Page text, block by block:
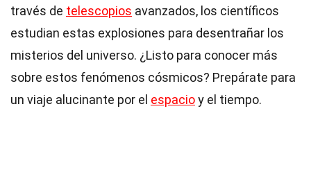
través de telescopios avanzados, los científicos
estudian estas explosiones para desentrañar los
misterios del universo. ¿Listo para conocer más
sobre estos fenómenos cósmicos? Prepárate para
un viaje alucinante por el espacioy el tiempo.